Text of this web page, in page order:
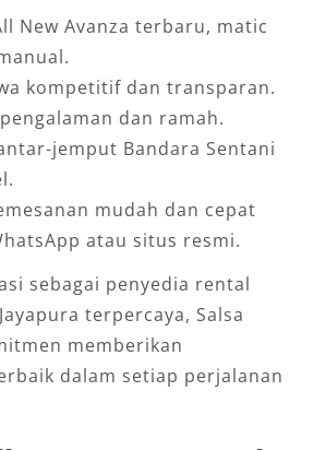
New Avanza terbaru, matic
kompetitif dan transparan.
dan ramah.
jemput Bandara Sentani
mudah dan cepat
atau situs resmi.
sebagai penyedia rental
terpercaya, Salsa
memberikan
dalam setiap perjalanan